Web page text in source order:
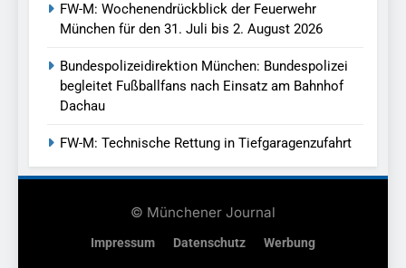
FW-M: Wochenendrückblick der Feuerwehr
München für den 31. Juli bis 2. August 2026
Bundespolizeidirektion München: Bundespolizei
begleitet Fußballfans nach Einsatz am Bahnhof
Dachau
FW-M: Technische Rettung in Tiefgaragenzufahrt
© Münchener Journal
Impressum Datenschutz Werbung